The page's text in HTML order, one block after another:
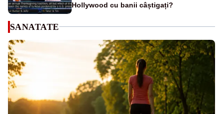
Hollywood cu banii câștigați?
SANATATE